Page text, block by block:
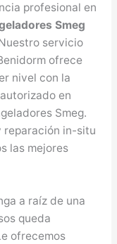
profesional en
Smeg
servicio
ofrece
nivel con la
en
Smeg.
reparación in-situ
las mejores
a raíz de una
queda
ofrecemos